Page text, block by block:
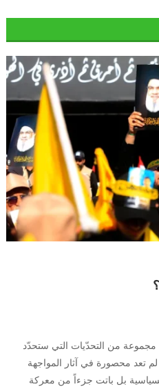
من التحدّيات التي ستحدّد
تعد محصورة في آثار المواجهة
بل باتت جزءاً من معركة